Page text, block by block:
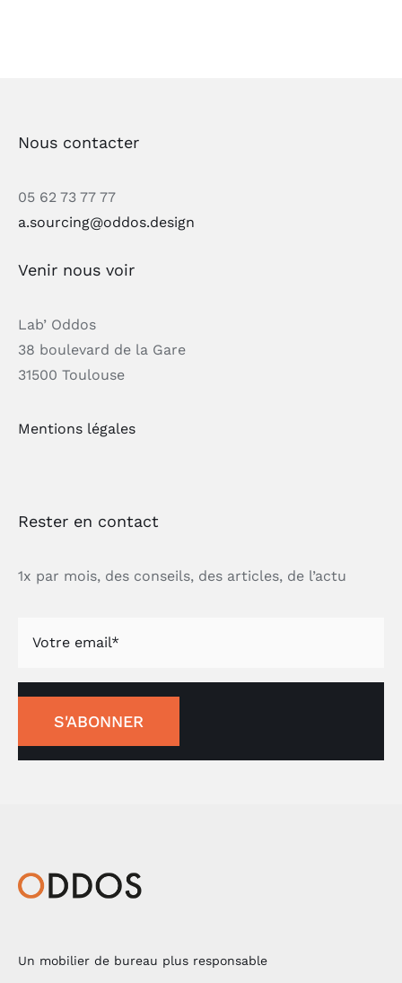
Nous contacter
05 62 73 77 77
a.sourcing@oddos.design
Venir nous voir
Lab’ Oddos
38 boulevard de la Gare
31500 Toulouse
Mentions légales
Rester en contact
1x par mois, des conseils, des articles, de l’actu
S'ABONNER
Un mobilier de bureau plus responsable